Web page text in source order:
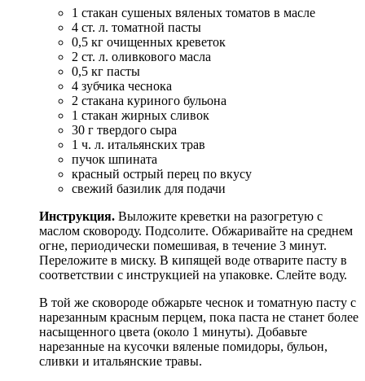
1 стакан сушеных вяленых томатов в масле
4 ст. л. томатной пасты
0,5 кг очищенных креветок
2 ст. л. оливкового масла
0,5 кг пасты
4 зубчика чеснока
2 стакана куриного бульона
1 стакан жирных сливок
30 г твердого сыра
1 ч. л. итальянских трав
пучок шпината
красный острый перец по вкусу
свежий базилик для подачи
Инструкция. Выложите креветки на разогретую с
маслом сковороду. Подсолите. Обжаривайте на среднем
огне, периодически помешивая, в течение 3 минут.
Переложите в миску. В кипящей воде отварите пасту в
соответствии с инструкцией на упаковке. Слейте воду.
В той же сковороде обжарьте чеснок и томатную пасту с
нарезанным красным перцем, пока паста не станет более
насыщенного цвета (около 1 минуты). Добавьте
нарезанные на кусочки вяленые помидоры, бульон,
сливки и итальянские травы.